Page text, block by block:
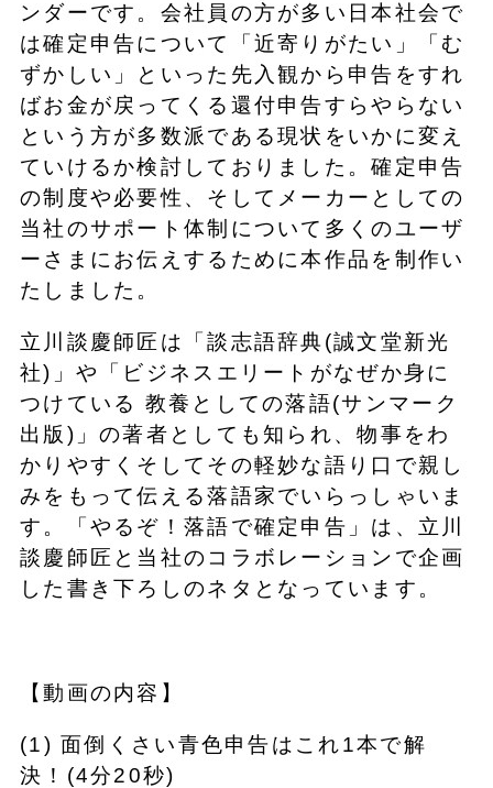
ンダーです。会社員の方が多い日本社会で
は確定申告について「近寄りがたい」「む
ずかしい」といった先入観から申告をすれ
ばお金が戻ってくる還付申告すらやらない
という方が多数派である現状をいかに変え
ていけるか検討しておりました。確定申告
の制度や必要性、そしてメーカーとしての
当社のサポート体制について多くのユーザ
ーさまにお伝えするために本作品を制作い
たしました。
立川談慶師匠は「談志語辞典(誠文堂新光
社)」や「ビジネスエリートがなぜか身に
つけている 教養としての落語(サンマーク
出版)」の著者としても知られ、物事をわ
かりやすくそしてその軽妙な語り口で親し
みをもって伝える落語家でいらっしゃいま
す。「やるぞ！落語で確定申告」は、立川
談慶師匠と当社のコラボレーションで企画
した書き下ろしのネタとなっています。
【動画の内容】
(1) 面倒くさい青色申告はこれ1本で解
決！(4分20秒)